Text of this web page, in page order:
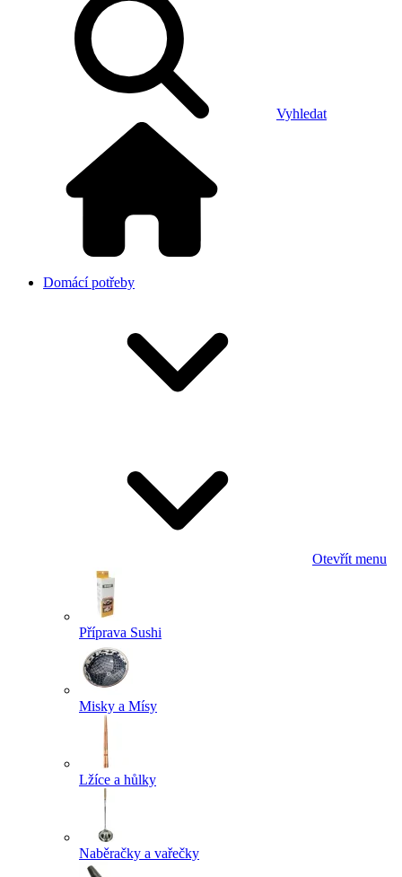
Vyhledat
Domácí potřeby
Otevřít menu
Příprava Sushi
Misky a Mísy
Lžíce a hůlky
Naběračky a vařečky